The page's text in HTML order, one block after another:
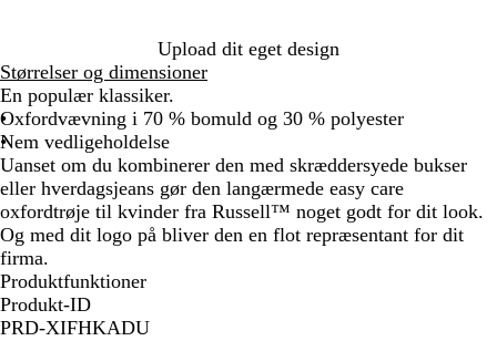
e
b
l
å
n
e
b
l
å
Upload dit eget design
Størrelser og dimensioner
En populær klassiker.
Oxfordvævning i 70 % bomuld og 30 % polyester
Nem vedligeholdelse
Uanset om du kombinerer den med skræddersyede bukser
eller hverdagsjeans gør den langærmede easy care
oxfordtrøje til kvinder fra Russell™ noget godt for dit look.
Og med dit logo på bliver den en flot repræsentant for dit
firma.
Produktfunktioner
Produkt-ID
PRD-XIFHKADU